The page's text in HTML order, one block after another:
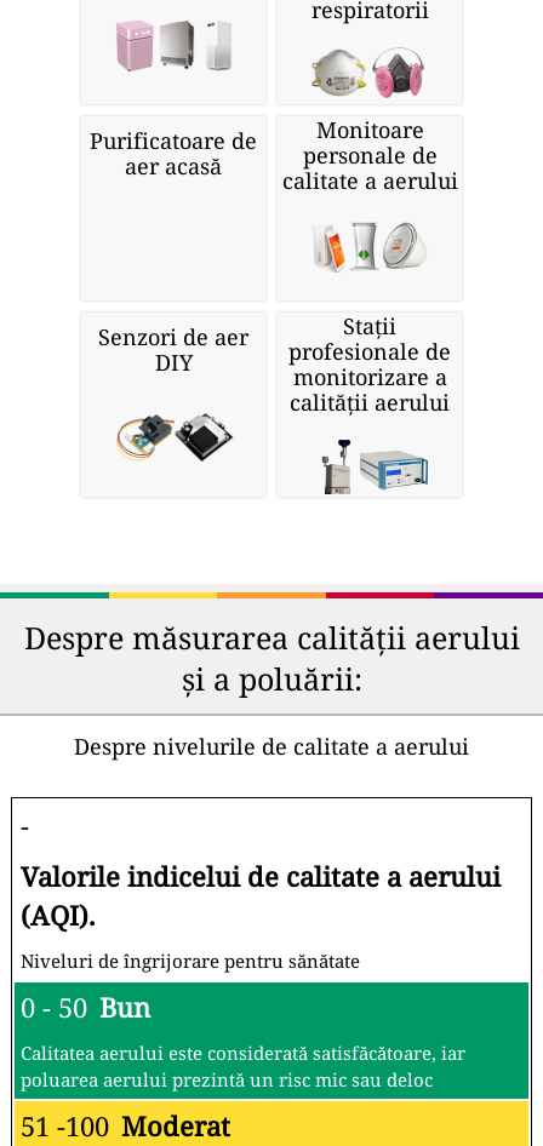
respiratorii
Purificatoare de
aer acasă
Monitoare
personale de
calitate a aerului
Senzori de aer
DIY
Stații
profesionale de
monitorizare a
calității aerului
Despre măsurarea calității aerului
și a poluării:
Despre nivelurile de calitate a aerului
-
Valorile indicelui de calitate a aerului
(AQI).
Niveluri de îngrijorare pentru sănătate
0 - 50 Bun
Calitatea aerului este considerată satisfăcătoare, iar
poluarea aerului prezintă un risc mic sau deloc
51 -100 Moderat